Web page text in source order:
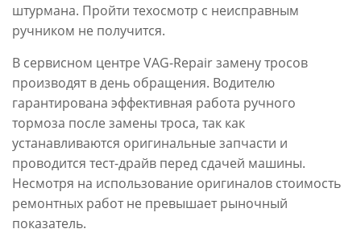
штурмана. Пройти техосмотр с неисправным
ручником не получится.
В сервисном центре VAG-Repair замену тросов
производят в день обращения. Водителю
гарантирована эффективная работа ручного
тормоза после замены троса, так как
устанавливаются оригинальные запчасти и
проводится тест-драйв перед сдачей машины.
Несмотря на использование оригиналов стоимость
ремонтных работ не превышает рыночный
показатель.